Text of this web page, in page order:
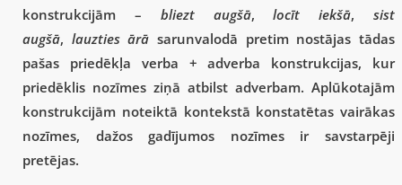
konstrukcijām – bliezt augšā,locīt iekšā,sist
augšā, lauzties ārā sarunvalodā pretim nostājas tādas
pašas priedēkļa verba + adverba konstrukcijas, kur
priedēklis nozīmes ziņā atbilst adverbam. Aplūkotajām
konstrukcijām noteiktā kontekstā konstatētas vairākas
nozīmes, dažos gadījumos nozīmes ir savstarpēji
pretējas.